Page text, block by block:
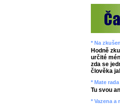
* Na
Hodně
určité
zda se
člověka
* Mate
Tu svou
* Vazena a